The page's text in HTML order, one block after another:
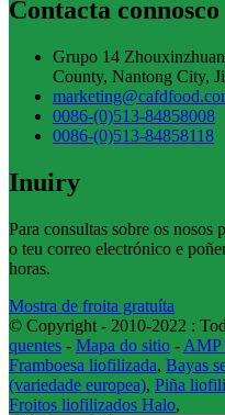
Contacta connosco
Grupo 14
County, Nantong City,
0086-(0)513-84858008
0086-(0)513-84858118
Inuiry
Para consultas sobre os nosos
o teu correo electrónico e
horas.
Mostra de froita gratuíta
© Copyright - 2010-2022 :
quentes - Mapa do sitio - AMP
Framboesa liofilizada, Bayas
(variedade europea), Piña
Froitos liofilizados Halo,